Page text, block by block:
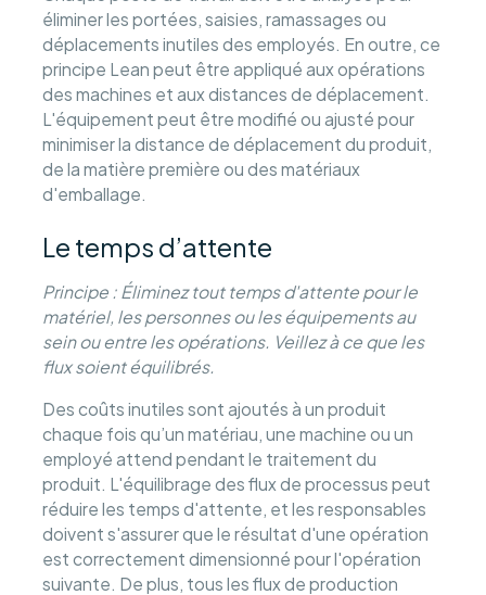
éliminer les portées, saisies, ramassages ou
déplacements inutiles des employés. En outre, ce
principe Lean peut être appliqué aux opérations
des machines et aux distances de déplacement.
L'équipement peut être modifié ou ajusté pour
minimiser la distance de déplacement du produit,
de la matière première ou des matériaux
d'emballage.
Le temps d’attente
Principe : Éliminez tout temps d'attente pour le
matériel, les personnes ou les équipements au
sein ou entre les opérations. Veillez à ce que les
flux soient équilibrés.
Des coûts inutiles sont ajoutés à un produit
chaque fois qu’un matériau, une machine ou un
employé attend pendant le traitement du
produit. L'équilibrage des flux de processus peut
réduire les temps d'attente, et les responsables
doivent s'assurer que le résultat d'une opération
est correctement dimensionné pour l'opération
suivante. De plus, tous les flux de production